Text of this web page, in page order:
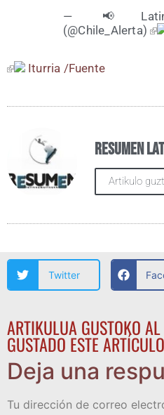
—
(@Chile_Alerta)
Itu­rria /​Fuen­te
Resumen
Artikulo
Twitter
ARTIKULUA GUSTOKO
GUSTADO ESTE
Deja una
Tu dirección de correo